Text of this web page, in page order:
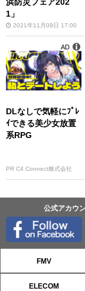
1」
2021年11月09日 17:00
DLなしで気軽にﾌﾟﾚ
ｲできる美少女放置
系RPG
PR C4 Connect株式会社
AD
公式アカウ
FMV
ELECOM